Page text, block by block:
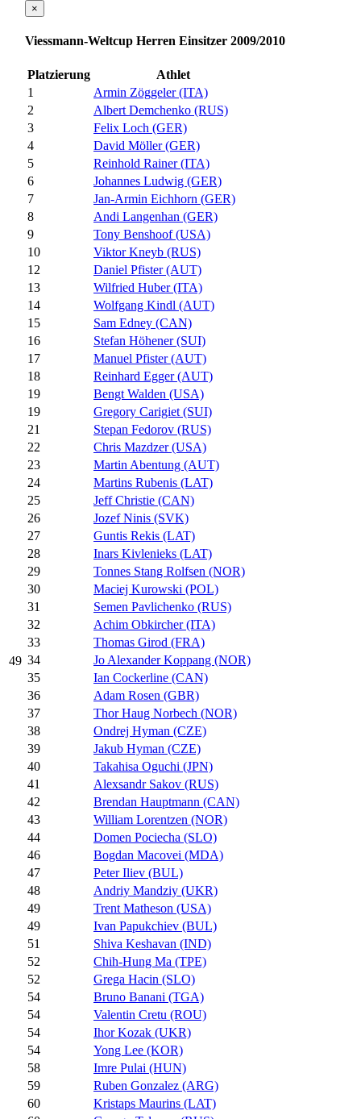
49
×
Viessmann-Weltcup Herren Einsitzer 2009/2010
Platzierung
Athlet
1
Armin Zöggeler (ITA)
2
Albert Demchenko (RUS)
3
Felix Loch (GER)
4
David Möller (GER)
5
Reinhold Rainer (ITA)
6
Johannes Ludwig (GER)
7
Jan-Armin Eichhorn (GER)
8
Andi Langenhan (GER)
9
Tony Benshoof (USA)
10
Viktor Kneyb (RUS)
12
Daniel Pfister (AUT)
13
Wilfried Huber (ITA)
14
Wolfgang Kindl (AUT)
15
Sam Edney (CAN)
16
Stefan Höhener (SUI)
17
Manuel Pfister (AUT)
18
Reinhard Egger (AUT)
19
Bengt Walden (USA)
19
Gregory Carigiet (SUI)
21
Stepan Fedorov (RUS)
22
Chris Mazdzer (USA)
23
Martin Abentung (AUT)
24
Martins Rubenis (LAT)
25
Jeff Christie (CAN)
26
Jozef Ninis (SVK)
27
Guntis Rekis (LAT)
28
Inars Kivlenieks (LAT)
29
Tonnes Stang Rolfsen (NOR)
30
Maciej Kurowski (POL)
31
Semen Pavlichenko (RUS)
32
Achim Obkircher (ITA)
33
Thomas Girod (FRA)
34
Jo Alexander Koppang (NOR)
35
Ian Cockerline (CAN)
36
Adam Rosen (GBR)
37
Thor Haug Norbech (NOR)
38
Ondrej Hyman (CZE)
39
Jakub Hyman (CZE)
40
Takahisa Oguchi (JPN)
41
Alexsandr Sakov (RUS)
42
Brendan Hauptmann (CAN)
43
William Lorentzen (NOR)
44
Domen Pociecha (SLO)
46
Bogdan Macovei (MDA)
47
Peter Iliev (BUL)
48
Andriy Mandziy (UKR)
49
Trent Matheson (USA)
49
Ivan Papukchiev (BUL)
51
Shiva Keshavan (IND)
52
Chih-Hung Ma (TPE)
52
Grega Hacin (SLO)
54
Bruno Banani (TGA)
54
Valentin Cretu (ROU)
54
Ihor Kozak (UKR)
54
Yong Lee (KOR)
58
Imre Pulai (HUN)
59
Ruben Gonzalez (ARG)
60
Kristaps Maurins (LAT)